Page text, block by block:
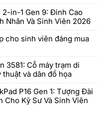
2-in-1 Gen 9: Đỉnh Cao
Nhân Và Sinh Viên 2026
cho sinh viên đáng mua
3581: Cỗ máy trạm di
và dân đồ họa
P16 Gen 1: Tượng Đài
Cho Kỹ Sư Và Sinh Viên